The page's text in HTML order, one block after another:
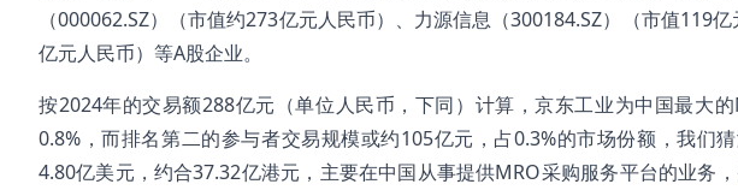
（000062.SZ）（市值约273亿元人民币）、力源信息（300184.SZ）（市值119
亿元人民币）等A股企业。
按2024年的交易额288亿元（单位人民币，下同）计算，京东工业为中国最大
0.8%，而排名第二的参与者交易规模或约105亿元，占0.3%的市场份额，我们
4.80亿美元，约合37.32亿港元，主要在中国从事提供MRO采购服务平台的业务